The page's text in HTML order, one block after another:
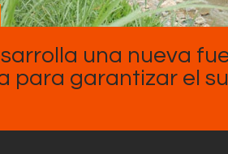
una nueva
para garantizar el